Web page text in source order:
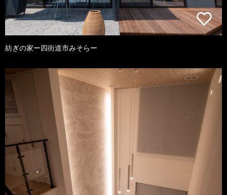
紡ぎの家ー四街道市みそらー